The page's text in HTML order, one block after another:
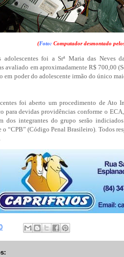
(Foto: Computador desmontado
adolescentes foi a Srª Maria das Neves
avaliado em aproximadamente R$ 700,00
em poder do adolescente irmão do único
foi aberto um procedimento de Ato
para devidas providências conforme o
dos integrantes do grupo serão
“CPB” (Código Penal Brasileiro). Todos